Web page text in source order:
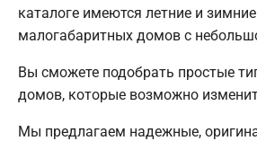
каталоге имеются летние и
малогабаритных домов с
Вы сможете подобрать простые
домов, которые возможно
Мы предлагаем надежные,